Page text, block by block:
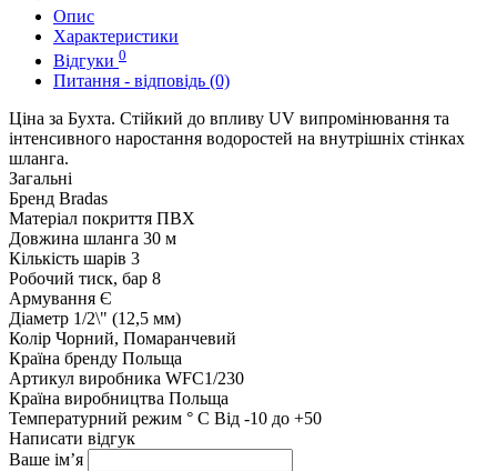
Опис
Характеристики
Відгуки 0
Питання - відповідь (0)
Ціна за Бухта. Стійкий до впливу UV випромінювання та
інтенсивного наростання водоростей на внутрішніх стінках
шланга.
Загальні
Бренд Bradas
Матеріал покриття ПВХ
Довжина шланга 30 м
Кількість шарів 3
Робочий тиск, бар 8
Армування Є
Діаметр 1/2\" (12,5 мм)
Колір Чорний, Помаранчевий
Країна бренду Польща
Артикул виробника WFC1/230
Країна виробництва Польща
Температурний режим ° C Від -10 до +50
Написати відгук
Ваше ім’я